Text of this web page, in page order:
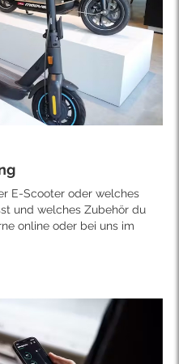
E-Scooter oder welches
und welches Zubehör du
online oder bei uns im